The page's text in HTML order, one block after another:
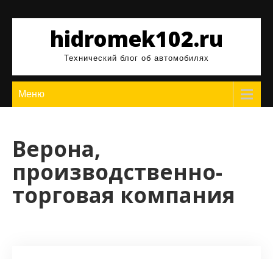
содержимомуhidromek102.ru
Технический блог об автомобилях
Меню
Верона,
производственно-
торговая компания